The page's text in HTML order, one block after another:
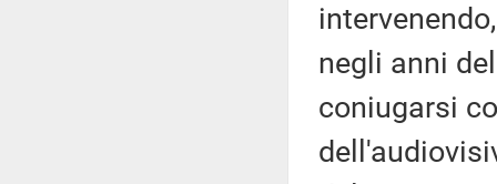
negli anni
coniugarsi